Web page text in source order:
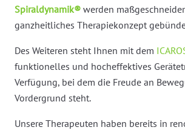
Spiraldynamik® werden
ganzheitliches Therapiekonzept
Des Weiteren steht Ihnen mit dem
funktionelles und hocheffektives
Verfügung, bei dem die Freude an
Vordergrund steht.
Unsere Therapeuten haben bereits in